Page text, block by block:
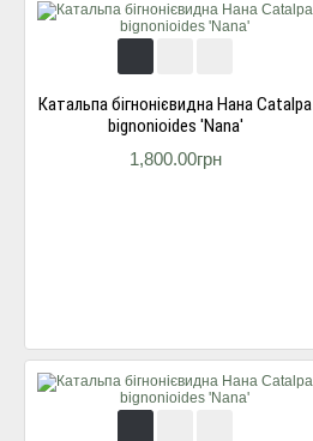
Катальпа бігнонієвидна Нана Catalpa
bignonioides 'Nana'
1,800.00грн